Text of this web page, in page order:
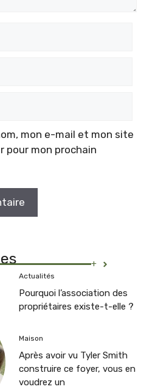
mon e-mail et mon site
pour mon prochain
+
Actualités
Pourquoi l’association des
propriétaires existe-t-elle ?
Maison
Après avoir vu Tyler Smith
construire ce foyer, vous en
voudrez un